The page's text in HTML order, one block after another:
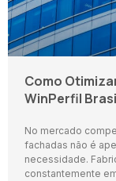
Como
WinPerfil
No mercado
fachadas não é
necessidade.
constantemente